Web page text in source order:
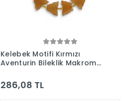
Kelebek Motifi Kırmızı
Aventurin Bileklik Makrome
286,08 TL